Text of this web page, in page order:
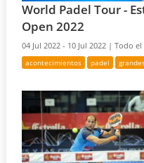
World Padel Tour -
Open 2022
04 Jul 2022 - 10 Jul 2022 |Todo
acontecimientos padel